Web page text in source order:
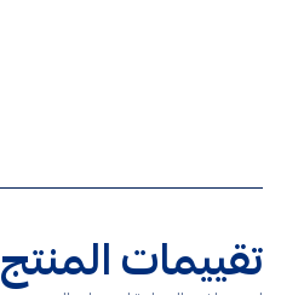
تقييمات المنتج